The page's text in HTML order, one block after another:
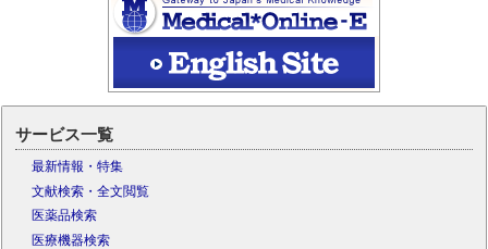
サービス一覧
最新情報・特集
文献検索・全文閲覧
医薬品検索
医療機器検索